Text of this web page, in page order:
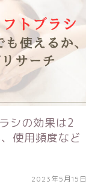
シの効果は2
使用頻度など
2023年5月15日